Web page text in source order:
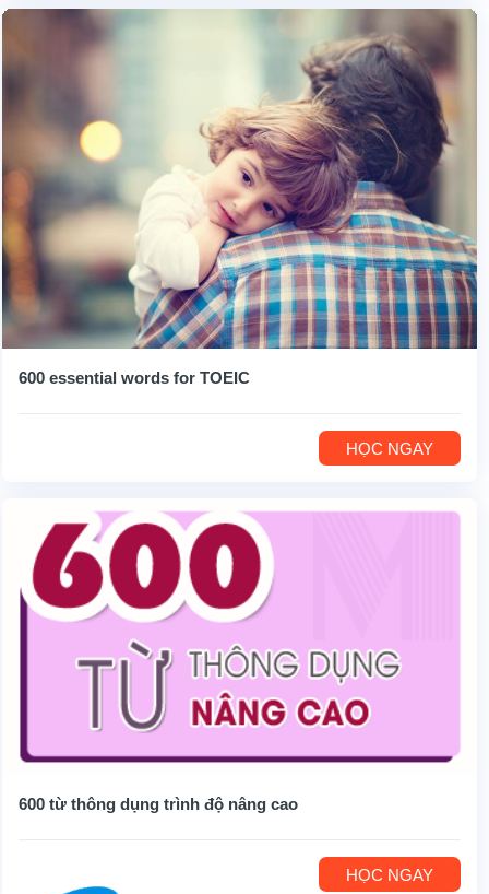
600 essential words for TOEIC
HỌC NGAY
600 từ thông dụng trình độ nâng cao
HỌC NGAY